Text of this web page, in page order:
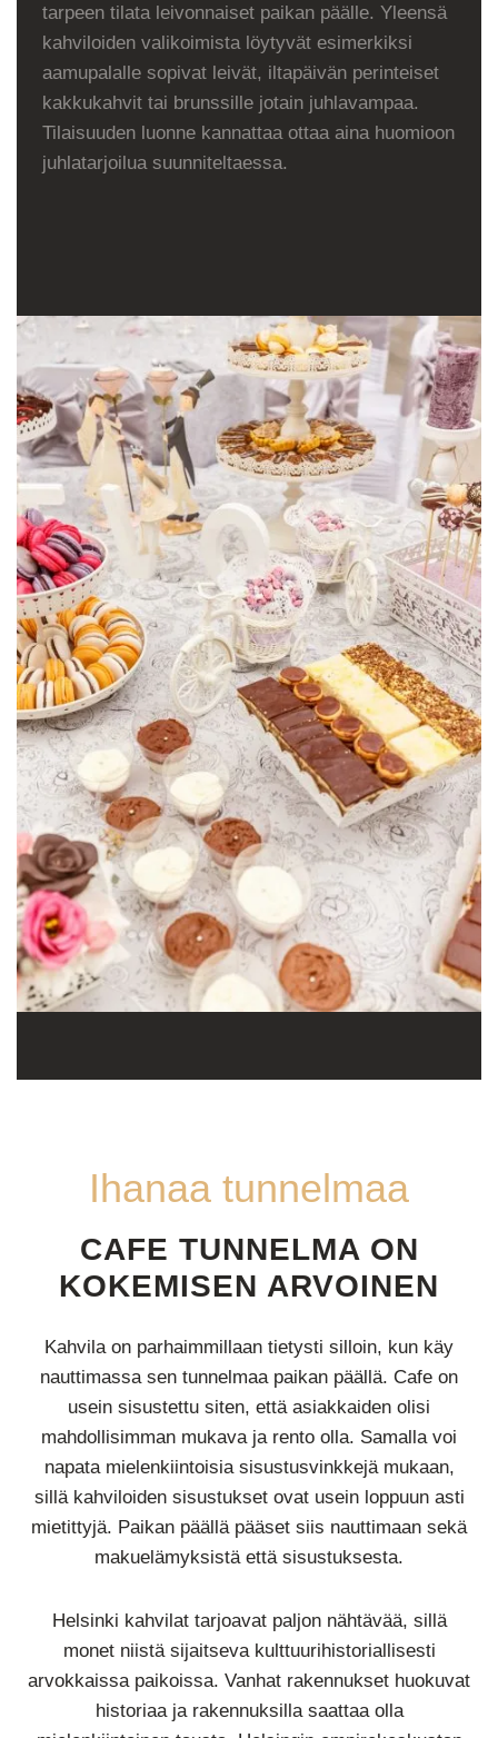
tarpeen tilata leivonnaiset paikan päälle. Yleensä
kahviloiden valikoimista löytyvät esimerkiksi
aamupalalle sopivat leivät, iltapäivän perinteiset
kakkukahvit tai brunssille jotain juhlavampaa.
Tilaisuuden luonne kannattaa ottaa aina huomioon
juhlatarjoilua suunniteltaessa.
Ihanaa tunnelmaa
CAFE TUNNELMA ON
KOKEMISEN ARVOINEN
Kahvila on parhaimmillaan tietysti silloin, kun käy
nauttimassa sen tunnelmaa paikan päällä. Cafe on
usein sisustettu siten, että asiakkaiden olisi
mahdollisimman mukava ja rento olla. Samalla voi
napata mielenkiintoisia sisustusvinkkejä mukaan,
sillä kahviloiden sisustukset ovat usein loppuun asti
mietittyjä. Paikan päällä pääset siis nauttimaan sekä
makuelämyksistä että sisustuksesta.
Helsinki kahvilat tarjoavat paljon nähtävää, sillä
monet niistä sijaitseva kulttuurihistoriallisesti
arvokkaissa paikoissa. Vanhat rakennukset huokuvat
historiaa ja rakennuksilla saattaa olla